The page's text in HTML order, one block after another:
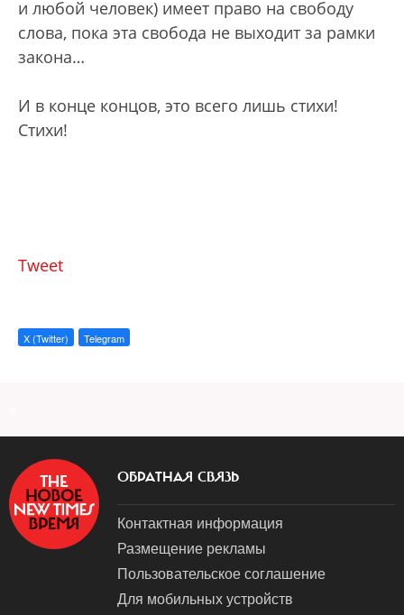
и любой человек) имеет право на свободу
слова, пока эта свобода не выходит за рамки
закона…
И в конце концов, это всего лишь стихи!
Стихи!
Tweet
X (Twitter) Telegram
ОБРАТНАЯ СВЯЗЬ
Контактная информация
Размещение рекламы
Пользовательское соглашение
Для мобильных устройств